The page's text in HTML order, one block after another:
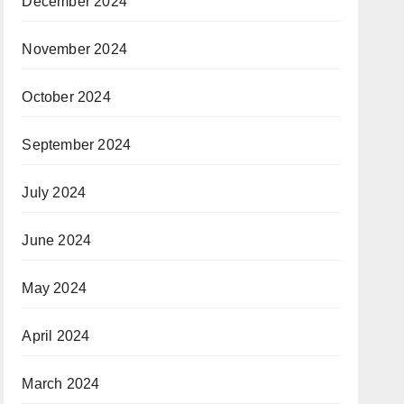
November 2024
October 2024
September 2024
July 2024
June 2024
May 2024
April 2024
March 2024